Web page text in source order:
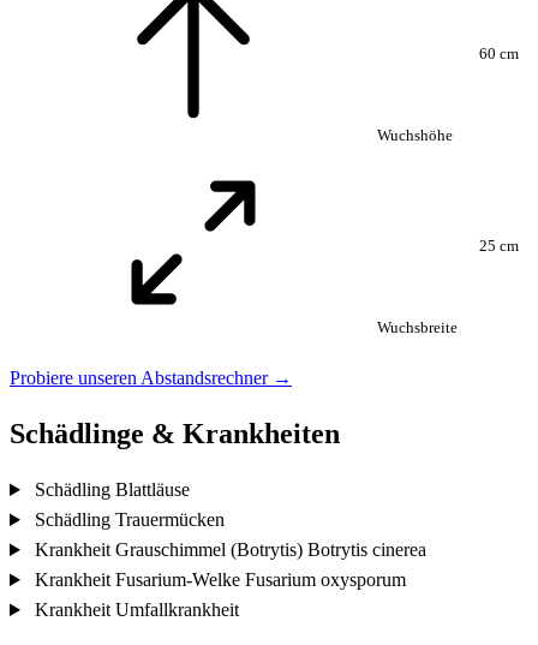
Wuchshöhe
60 cm
Wuchsbreite
25 cm
Probiere unseren Abstandsrechner →
Schädlinge & Krankheiten
Schädling Blattläuse
Schädling Trauermücken
Krankheit Grauschimmel (Botrytis) Botrytis cinerea
Krankheit Fusarium-Welke Fusarium oxysporum
Krankheit Umfallkrankheit